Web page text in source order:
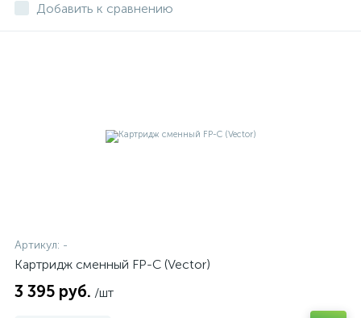
Добавить к сравнению
Артикул: -
Картридж сменный FP-C (Vector)
3 395 руб. /шт